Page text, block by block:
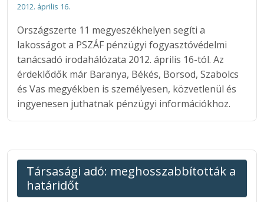
2012. április 16.
Országszerte 11 megyeszékhelyen segíti a
lakosságot a PSZÁF pénzügyi fogyasztóvédelmi
tanácsadó irodahálózata 2012. április 16-tól. Az
érdeklődők már Baranya, Békés, Borsod, Szabolcs
és Vas megyékben is személyesen, közvetlenül és
ingyenesen juthatnak pénzügyi információkhoz.
Társasági adó: meghosszabbították a
határidőt